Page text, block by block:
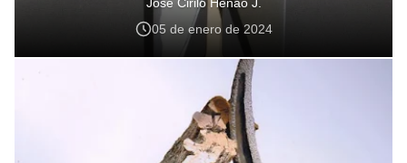
05 de enero de 2024